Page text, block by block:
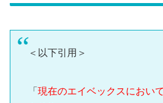
＜以下引用＞
「 現在のエイベックスにおい